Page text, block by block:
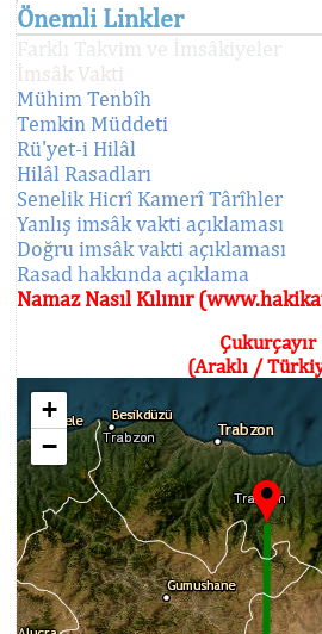
Önemli Linkler
Farklı Takvim ve İmsâkiyeler
İmsâk Vakti
Mühim Tenbîh
Temkin Müddeti
Rü'yet-i Hilâl
Hilâl Rasadları
Senelik Hicrî Kamerî Târîhler
Yanlış imsâk vakti açıklaması
Doğru imsâk vakti açıklaması
Rasad hakkında açıklama
Namaz Nasıl Kılınır
Çukurçayır
(Araklı /
+
−